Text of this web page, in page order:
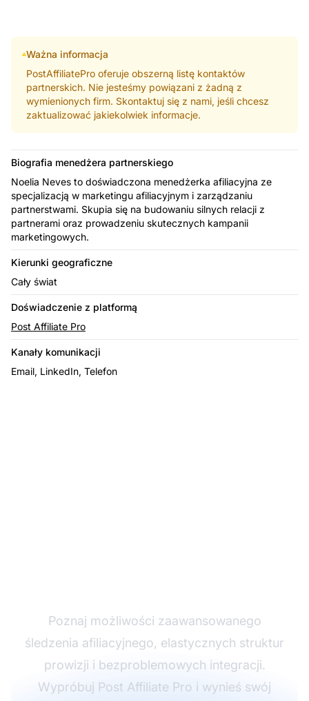
Ważna informacja
PostAffiliatePro oferuje obszerną listę kontaktów
partnerskich. Nie jesteśmy powiązani z żadną z
wymienionych firm. Skontaktuj się z nami, jeśli chcesz
zaktualizować jakiekolwiek informacje.
Biografia menedżera partnerskiego
Noelia Neves to doświadczona menedżerka afiliacyjna ze
specjalizacją w marketingu afiliacyjnym i zarządzaniu
partnerstwami. Skupia się na budowaniu silnych relacji z
partnerami oraz prowadzeniu skutecznych kampanii
marketingowych.
Kierunki geograficzne
Cały świat
Doświadczenie z platformą
Post Affiliate Pro
Kanały komunikacji
Email, LinkedIn, Telefon
Poznaj możliwości zaawansowanego
śledzenia afiliacyjnego, elastycznych struktur
prowizji i bezproblemowych integracji.
Wypróbuj Post Affiliate Pro i wynieś swój